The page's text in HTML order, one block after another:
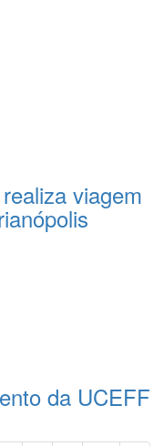
viagem
da UCEFF